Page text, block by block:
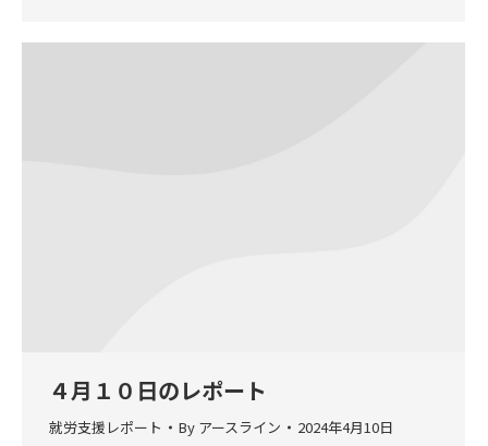
４月１０日のレポート
就労支援レポート By アースライン 2024年4月10日